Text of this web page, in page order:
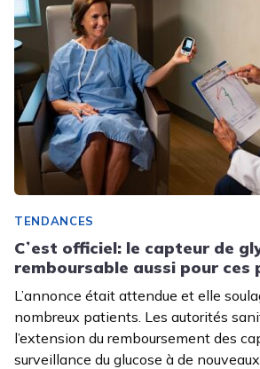
TENDANCES
Cʼest officiel: le capteur de
remboursable aussi pour ces
L’annonce était attendue et elle
nombreux patients. Les autorités
l’extension du remboursement des
surveillance du glucose à de